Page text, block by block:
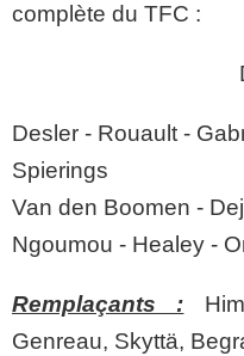
complète du TFC :
Desler - Rouault -
Spierings
Van den Boomen -
Ngoumou - Healey -
Remplaçants :
Genreau, Skyttä,